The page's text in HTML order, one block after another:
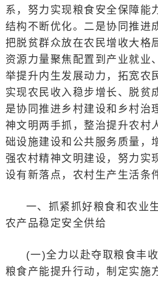
系，努力实现粮食安全保障能
结构不断优化。二是协同推进
把脱贫群众放在农民增收大格
资源力量聚焦配置到产业就业
举提升内生发展动力，拓宽农
实现农民收入稳步增长、脱贫
是协同推进乡村建设和乡村治
神文明两手抓，整治提升农村
础设施建设和公共服务质量，
强农村精神文明建设，努力实
设有新落点，农村生产生活条
一、抓紧抓好粮食和农业
农产品稳定安全供给
(一)全力以赴夺取粮食丰
粮食产能提升行动，制定实施